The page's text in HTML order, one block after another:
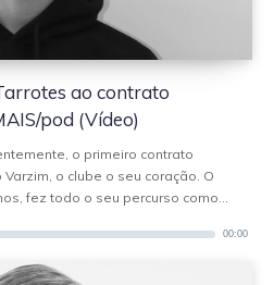
ao contrato
pod (Vídeo)
o primeiro contrato
o clube o seu coração. O
fez todo o seu percurso como...
00:00